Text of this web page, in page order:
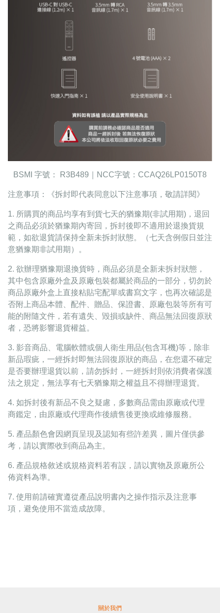
BSMI 字號： R3B489 NCC字號：CCAQ26LP0150T8
注意事項：《拆封即代表同意以下注意事項，敬請詳閱》
1. 所購買的商品均享有到貨七天的猶豫期(非試用期) ，退回
之商品必須於猶豫期內寄回，拆封後即不適用於退換貨規
範，如欲退貨請保持全新未拆封狀態。（七天含例假日並注
意猶豫期非試用期）。
2. 欲辦理猶豫期退換貨時，商品必須是全新未拆封狀態，
其中包含原廠外盒及原廠包裝都屬於商品的一部分，切勿於
商品原廠外盒上直接粘貼宅配單或書寫文字，也再次確認是
否附上商品本體、配件、贈品、保證書、原廠包裝等所有可
能的附隨文件，若有遺失、毀損或缺件、商品無法回復原狀
者，恐將影響退貨權益。
3. 影音商品、電腦軟體或個人衛生用品(包含耳機)等，除非
新品瑕疵，一經拆封即無法回復原狀的商品，在您還不確定
是否要辦理退貨以前，請勿拆封，一經拆封則依消費者保護
法之規定，無法享有七天猶豫期之權益且不得辦理退貨。
4. 如拆封後有新品不良之疑慮，多數商品需由原廠或代理
商鑑定，由原廠或代理商作後續售後更換或維修服務。
5. 產品顏色會因網頁呈現及認知有些許差異，圖片僅供參
考，請以實際收到商品為主。
6. 產品規格敘述或規格資料若有誤，請以實物及原廠所公
佈資料為準。
7. 使用前請確實遵從產品說明書內之操作指示及注意事
項，避免使用不當造成故障。
關於我們